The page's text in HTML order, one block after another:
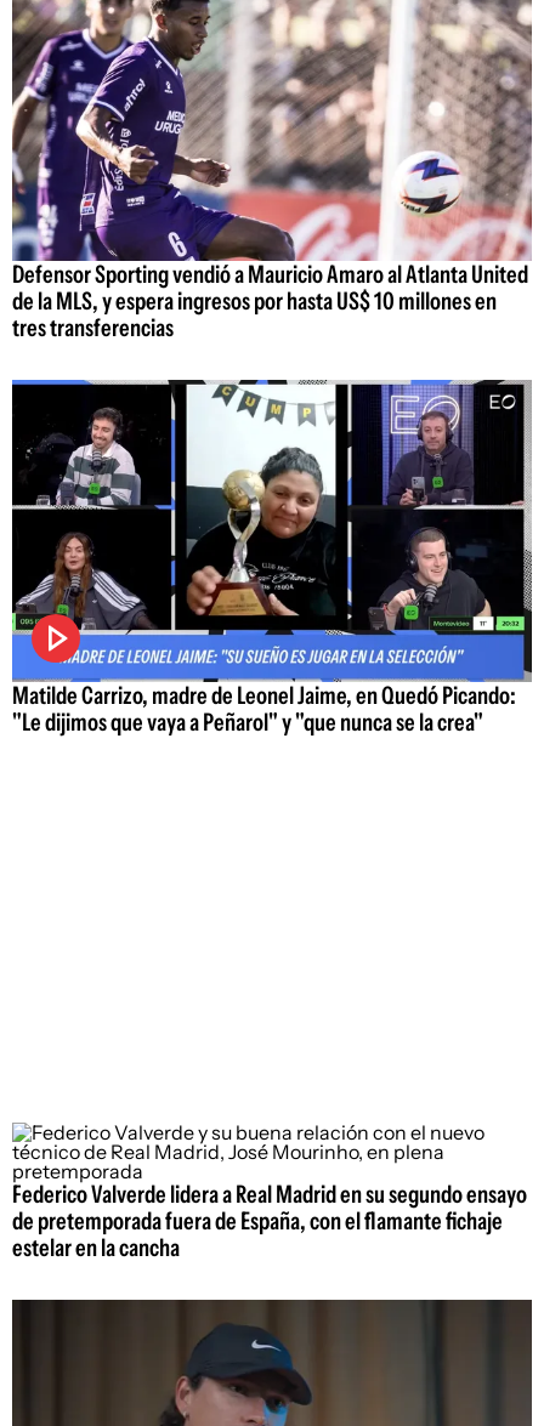
Defensor Sporting vendió a Mauricio Amaro al Atlanta United
de la MLS, y espera ingresos por hasta US$ 10 millones en
tres transferencias
Matilde Carrizo, madre de Leonel Jaime, en Quedó Picando:
"Le dijimos que vaya a Peñarol" y "que nunca se la crea"
Federico Valverde lidera a Real Madrid en su segundo ensayo
de pretemporada fuera de España, con el flamante fichaje
estelar en la cancha